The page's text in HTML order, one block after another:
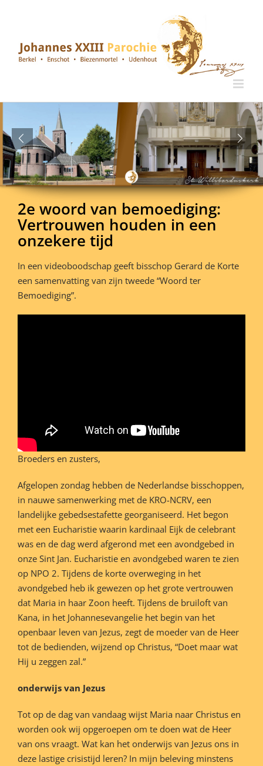
2e woord van bemoediging:
Vertrouwen houden in een
onzekere tijd
In een videoboodschap geeft bisschop Gerard de Korte
een samenvatting van zijn tweede “Woord ter
Bemoediging”.
Broeders en zusters,
Afgelopen zondag hebben de Nederlandse bisschoppen,
in nauwe samenwerking met de KRO-NCRV, een
landelijke gebedsestafette georganiseerd. Het begon
met een Eucharistie waarin kardinaal Eijk de celebrant
was en de dag werd afgerond met een avondgebed in
onze Sint Jan. Eucharistie en avondgebed waren te zien
op NPO 2. Tijdens de korte overweging in het
avondgebed heb ik gewezen op het grote vertrouwen
dat Maria in haar Zoon heeft. Tijdens de bruiloft van
Kana, in het Johannesevangelie het begin van het
openbaar leven van Jezus, zegt de moeder van de Heer
tot de bedienden, wijzend op Christus, “Doet maar wat
Hij u zeggen zal.”
onderwijs van Jezus
Tot op de dag van vandaag wijst Maria naar Christus en
worden ook wij opgeroepen om te doen wat de Heer
van ons vraagt. Wat kan het onderwijs van Jezus ons in
deze lastige crisistijd leren? In mijn beleving minstens